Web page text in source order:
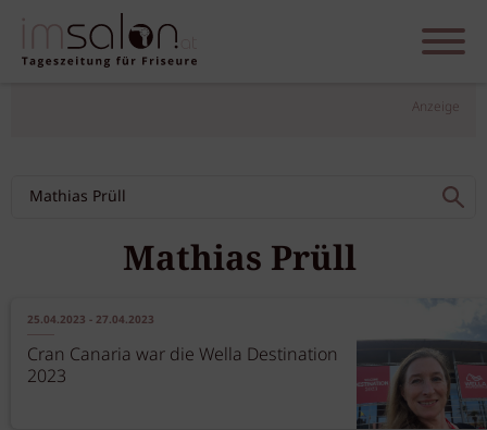
Anzeige
Mathias Prüll
25.04.2023 - 27.04.2023
Cran Canaria war die Wella Destination
2023